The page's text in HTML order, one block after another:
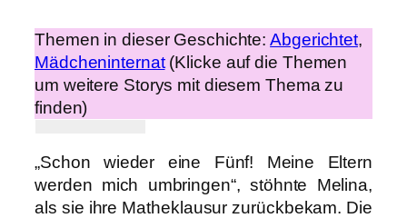
Themen in dieser Geschichte:Abgerichtet
Mädcheninternat(Klicke auf die Themen
um weitere Storys mit diesem Thema zu
finden)
„Schon wieder eine Fünf! Meine Eltern
werden mich umbringen“, stöhnte Melina,
als sie ihre Matheklausur zurückbekam. Die